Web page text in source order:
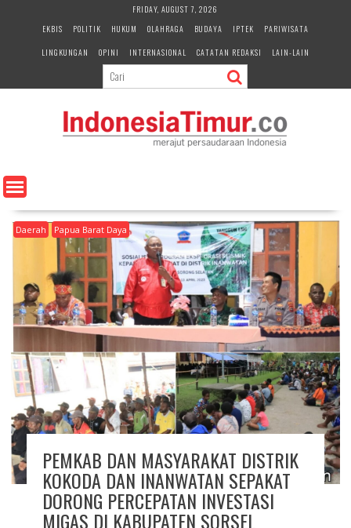
e
n
FRIDAY, AUGUST 7, 2026
EKBIS
POLITIK HUKUM OLAHRAGA BUDAYA IPTEK
PARIWISATA
LINGKUNGAN
OPINI INTERNASIONAL CATATAN REDAKSI LAIN-LAIN
Daerah Papua Barat Daya
PEMKAB DAN MASYARAKAT DISTRIK
KOKODA DAN INANWATAN SEPAKAT
DORONG PERCEPATAN INVESTASI
MIGAS DI KABUPATEN SORSEL